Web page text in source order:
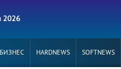
2026
БИЗНЕС HARDNEWS SOFTNEWS